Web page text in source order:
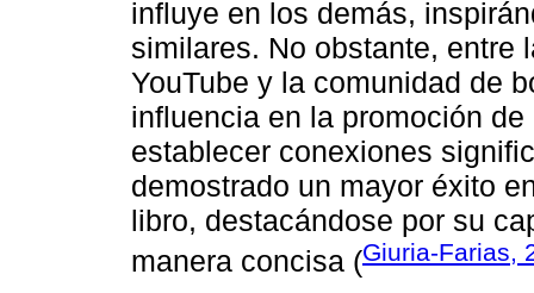
influye en los demás,
similares. No obstante, entre
YouTube y la comunidad de
influencia en la promoción
establecer conexiones
demostrado un mayor éxito
libro, destacándose por su
manera concisa (Giuria-Farias,